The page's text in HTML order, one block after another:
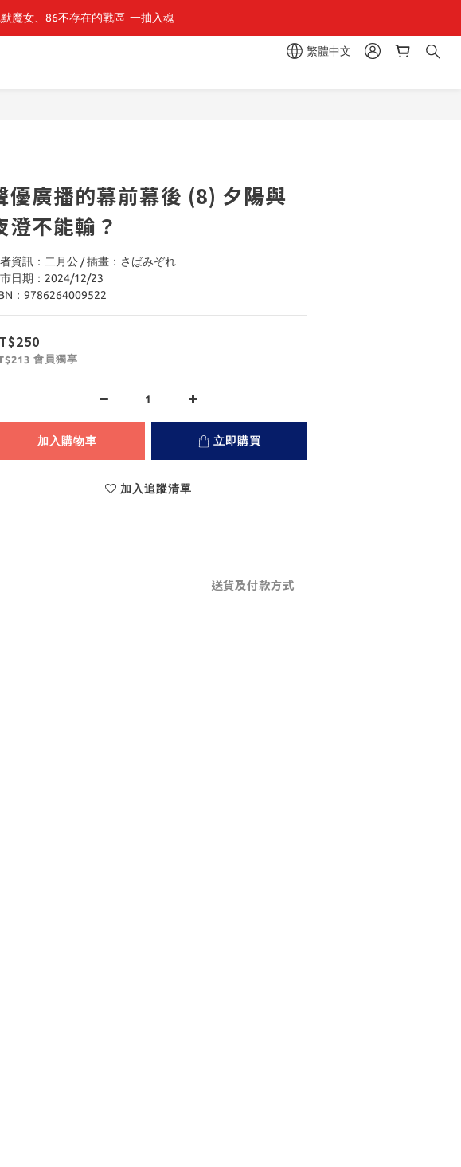
品
魔女、86不存在的戰區  一抽入魂
繁體中文
優廣播的幕前幕後 (8) 夕陽與
澄不能輸？
資訊：二月公 / 插畫：さばみぞれ
市日期：2024/12/23
：9786264009522
會員獨享
加入購物車 立即購買
加入追蹤清單
送貨及付款方式